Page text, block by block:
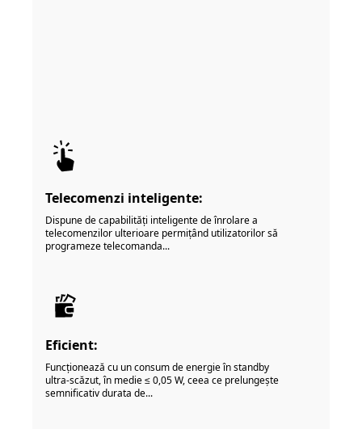
Telecomenzi inteligente:
Dispune de capabilități inteligente de înrolare a
telecomenzilor ulterioare permițând utilizatorilor să
programeze telecomanda...
Eficient:
Funcționează cu un consum de energie în standby
ultra-scăzut, în medie ≤ 0,05 W, ceea ce prelungește
semnificativ durata de...